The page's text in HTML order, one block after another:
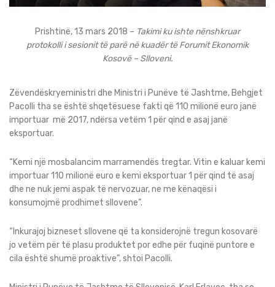
Prishtinë, 13 mars 2018 – Takimi ku ishte nënshkruar
protokolli i sesionit të parë në kuadër të Forumit Ekonomik
Kosovë – Slloveni.
Zëvendëskryeministri dhe Ministri i Punëve të Jashtme, Behgjet
Pacolli tha se është shqetësuese fakti që 110 milionë euro janë
importuar më 2017, ndërsa vetëm 1 për qind e asaj janë
eksportuar.
“Kemi një mosbalancim marramendës tregtar. Vitin e kaluar kemi
importuar 110 milionë euro e kemi eksportuar 1 për qind të asaj
dhe ne nuk jemi aspak të nervozuar, ne me kënaqësi i
konsumojmë prodhimet sllovene”.
“Inkurajoj bizneset sllovene që ta konsiderojnë tregun kosovarë
jo vetëm për të plasu produktet por edhe për fuqinë puntore e
cila është shumë proaktive”, shtoi Pacolli.